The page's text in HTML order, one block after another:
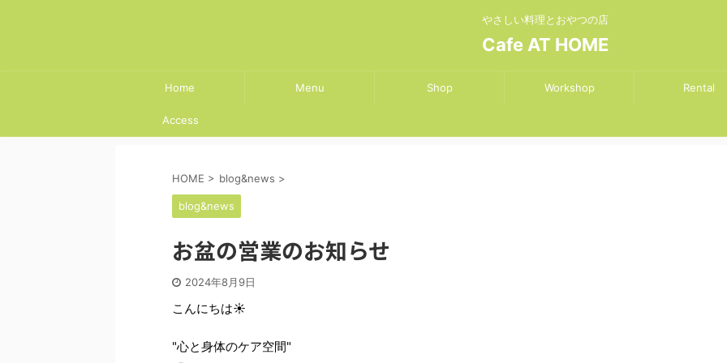
やさしい料理とおやつの店
Cafe AT HOME
Home Menu Shop Workshop Rental
Access
HOME > blog&news >
blog&news
お盆の営業のお知らせ
2024年8月9日
こんにちは☀
"心と身体のケア空間"